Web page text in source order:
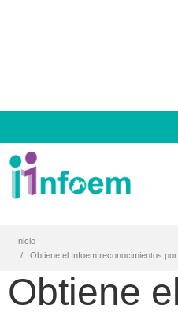
Inicio
Obtiene el Infoem reconocimientos
Obtiene